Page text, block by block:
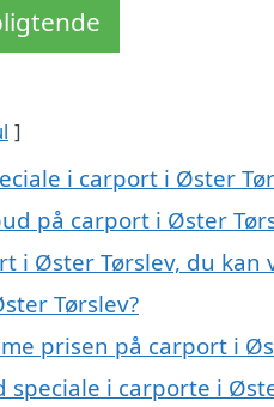
i carport i Øster
på carport i Øster
i Øster Tørslev, du kan
Tørslev?
prisen på carport i
i carporte i